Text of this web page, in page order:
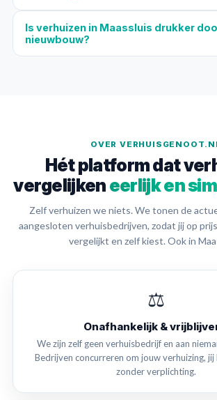
Is verhuizen in Maassluis drukker
nieuwbouw?
OVER
Hét platform dat
vergelijken eerlijk en
Zelf verhuizen we niets. We tonen de
aangesloten verhuisbedrijven, zodat jij op
vergelijkt en zelf kiest. Ook in
⚖️
Onafhankelijk &
We zijn zelf geen verhuisbedrijf en aan
Bedrijven concurreren om jouw verhuizing, jij
zonder verplichting.